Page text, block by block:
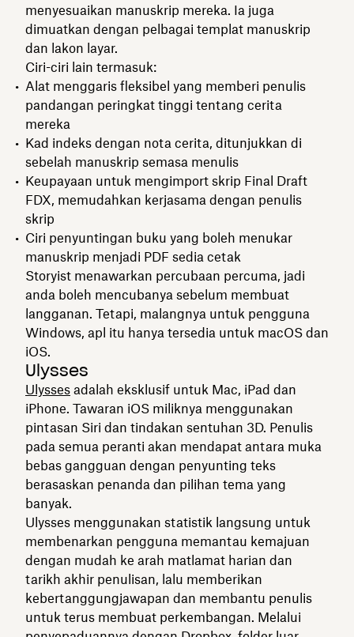
menyesuaikan manuskrip mereka. Ia juga
dimuatkan dengan pelbagai templat manuskrip
dan lakon layar.
Ciri-ciri lain termasuk:
Alat menggaris fleksibel yang memberi penulis
pandangan peringkat tinggi tentang cerita
mereka
Kad indeks dengan nota cerita, ditunjukkan di
sebelah manuskrip semasa menulis
Keupayaan untuk mengimport skrip Final Draft
FDX, memudahkan kerjasama dengan penulis
skrip
Ciri penyuntingan buku yang boleh menukar
manuskrip menjadi PDF sedia cetak
Storyist menawarkan percubaan percuma, jadi
anda boleh mencubanya sebelum membuat
langganan. Tetapi, malangnya untuk pengguna
Windows, apl itu hanya tersedia untuk macOS dan
iOS.
Ulysses
Ulysses adalah eksklusif untuk Mac, iPad dan
iPhone. Tawaran iOS miliknya menggunakan
pintasan Siri dan tindakan sentuhan 3D. Penulis
pada semua peranti akan mendapat antara muka
bebas gangguan dengan penyunting teks
berasaskan penanda dan pilihan tema yang
banyak.
Ulysses menggunakan statistik langsung untuk
membenarkan pengguna memantau kemajuan
dengan mudah ke arah matlamat harian dan
tarikh akhir penulisan, lalu memberikan
kebertanggungjawapan dan membantu penulis
untuk terus membuat perkembangan. Melalui